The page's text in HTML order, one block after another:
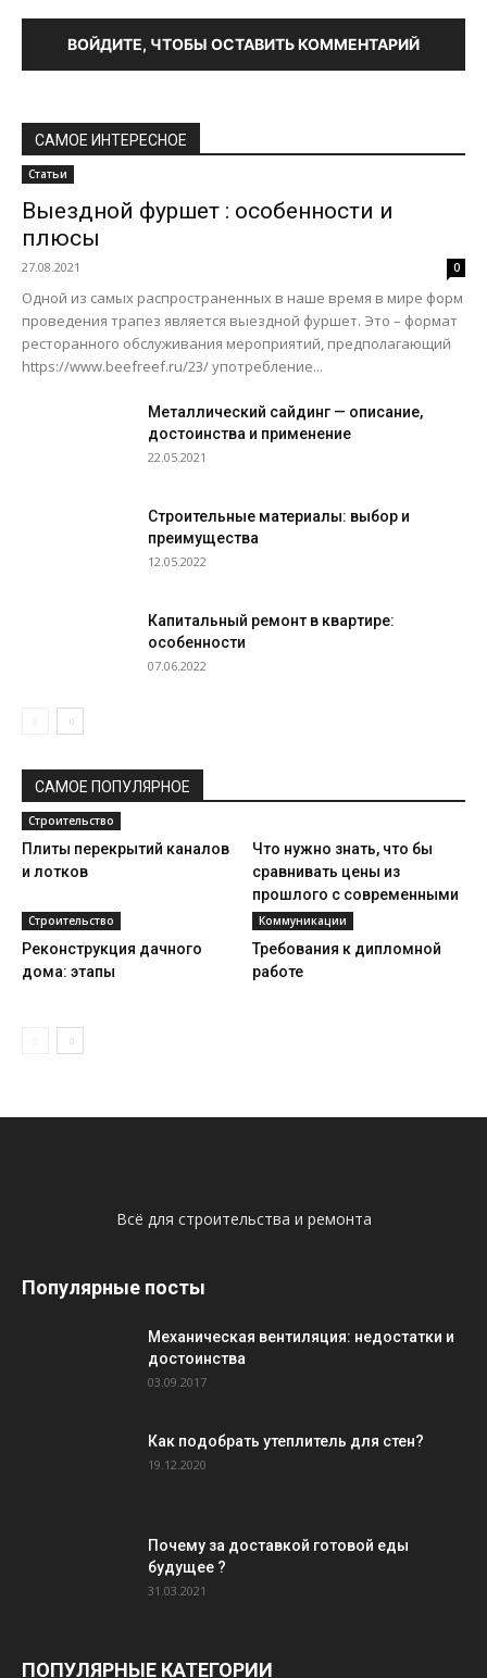
ВОЙДИТЕ, ЧТОБЫ ОСТАВИТЬ КОММЕНТАРИЙ
САМОЕ ИНТЕРЕСНОЕ
Статьи
Выездной фуршет : особенности и
плюсы
27.08.2021 0
Одной из самых распространенных в наше время в мире форм
проведения трапез является выездной фуршет. Это – формат
ресторанного обслуживания мероприятий, предполагающий
https://www.beefreef.ru/23/ употребление...
Металлический сайдинг — описание,
достоинства и применение
22.05.2021
Строительные материалы: выбор и
преимущества
12.05.2022
Капитальный ремонт в квартире:
особенности
07.06.2022
САМОЕ ПОПУЛЯРНОЕ
Строительство
Плиты перекрытий каналов
и лотков
Что нужно знать, что бы
сравнивать цены из
прошлого с современными
Строительство
Реконструкция дачного
дома: этапы
Коммуникации
Требования к дипломной
работе
Всё для строительства и ремонта
Популярные посты
Механическая вентиляция: недостатки и
достоинства
03.09.2017
Как подобрать утеплитель для стен?
19.12.2020
Почему за доставкой готовой еды
будущее ?
31.03.2021
ПОПУЛЯРНЫЕ КАТЕГОРИИ